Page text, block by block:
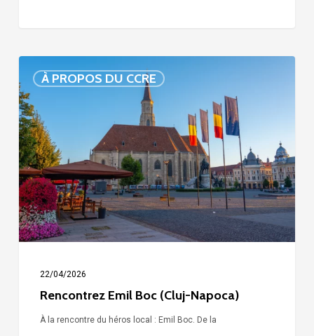
À PROPOS DU CCRE
Boc
(Cluj-
Napoca)
22/04/2026
Rencontrez Emil Boc (Cluj-Napoca)
À la rencontre du héros local : Emil Boc. De la